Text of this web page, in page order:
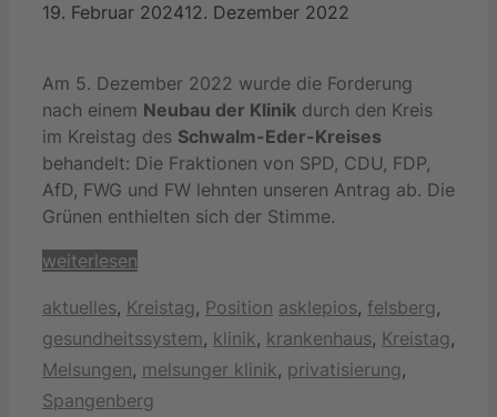
19. Februar 202412. Dezember 2022
Am 5. Dezember 2022 wurde die Forderung
nach einem Neubau der Klinik durch den Kreis
im Kreistag des Schwalm-Eder-Kreises
behandelt: Die Fraktionen von SPD, CDU, FDP,
AfD, FWG und FW lehnten unseren Antrag ab. Die
Grünen enthielten sich der Stimme.
weiterlesen
Kategorien
aktuelles, Kreistag, Position Schlagwörter
asklepios, felsberg,
gesundheitssystem, klinik, krankenhaus, Kreistag,
Melsungen, melsunger klinik, privatisierung,
Spangenberg